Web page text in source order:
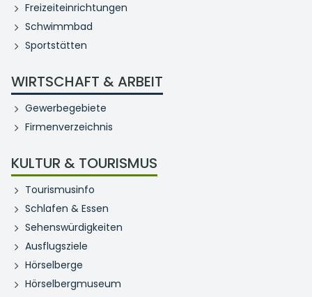
Freizeiteinrichtungen
Schwimmbad
Sportstätten
WIRTSCHAFT & ARBEIT
Gewerbegebiete
Firmenverzeichnis
KULTUR & TOURISMUS
Tourismusinfo
Schlafen & Essen
Sehenswürdigkeiten
Ausflugsziele
Hörselberge
Hörselbergmuseum